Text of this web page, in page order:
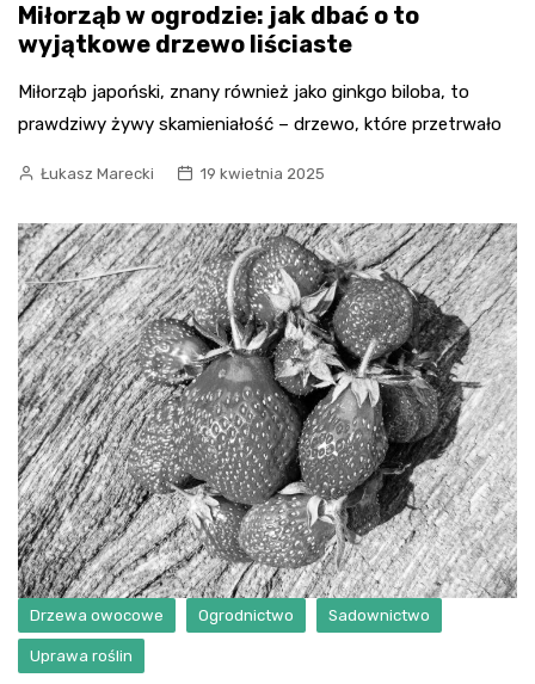
Miłorząb w ogrodzie: jak dbać o to
wyjątkowe drzewo liściaste
Miłorząb japoński, znany również jako ginkgo biloba, to
prawdziwy żywy skamieniałość – drzewo, które przetrwało
Łukasz Marecki 19 kwietnia 2025
Drzewa owocowe Ogrodnictwo Sadownictwo
Uprawa roślin